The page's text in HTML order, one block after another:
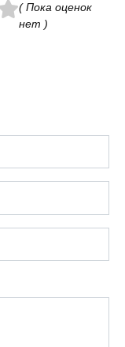
( Пока оценок
нет )